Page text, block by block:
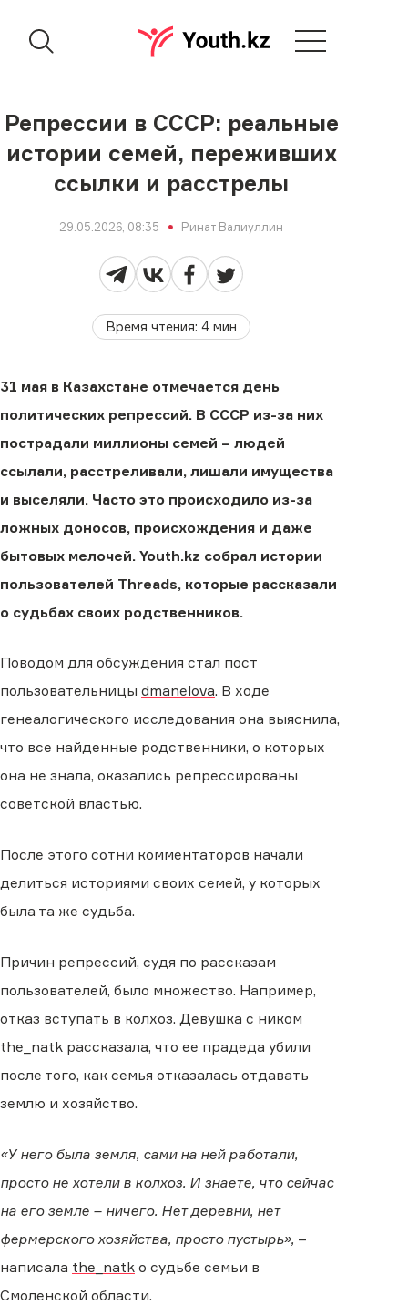
Репрессии в СССР: реальные
истории семей, переживших
ссылки и расстрелы
29.05.2026, 08:35 Ринат Валиуллин
Время чтения: 4мин
31 мая в Казахстане отмечается день
политических репрессий. В СССР из-за них
пострадали миллионы семей – людей
ссылали, расстреливали, лишали имущества
и выселяли. Часто это происходило из-за
ложных доносов, происхождения и даже
бытовых мелочей. Youth.kz собрал истории
пользователей Threads, которые рассказали
о судьбах своих родственников.
Поводом для обсуждения стал пост
пользовательницы dmanelova. В ходе
генеалогического исследования она выяснила,
что все найденные родственники, о которых
она не знала, оказались репрессированы
советской властью.
После этого сотни комментаторов начали
делиться историями своих семей, у которых
была та же судьба.
Причин репрессий, судя по рассказам
пользователей, было множество. Например,
отказ вступать в колхоз. Девушка с ником
the_natk рассказала, что ее прадеда убили
после того, как семья отказалась отдавать
землю и хозяйство.
«У него была земля, сами на ней работали,
просто не хотели в колхоз. И знаете, что сейчас
на его земле – ничего. Нет деревни, нет
фермерского хозяйства, просто пустырь», –
написала the_natk о судьбе семьи в
Смоленской области.